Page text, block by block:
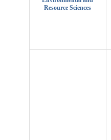
Resource Sciences